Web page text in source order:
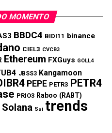
de ações: 100 para
MOMENTO
BBDC4 BIDI11 binance
CIEL3 CVCB3
Ethereum FXGuys GOLL4
JBSS3 Kangamoon
PEPE PETR3 PETR4
PRIO3 Raboo (RABT)
Solana Sui trends